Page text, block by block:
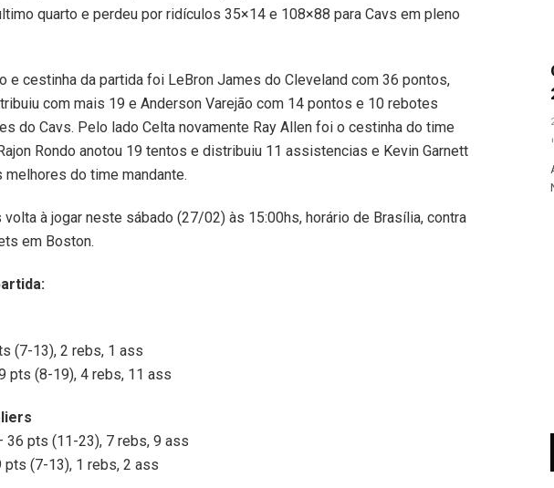
quarto e perdeu por ridículos 35×14 e 108×88 para Cavs em pleno
e cestinha da partida foi LeBron James do Cleveland com 36 pontos,
com mais 19 e Anderson Varejão com 14 pontos e 10 rebotes
do Cavs. Pelo lado Celta novamente Ray Allen foi o cestinha do time
Rondo anotou 19 tentos e distribuiu 11 assistencias e Kevin Garnett
do time mandante.
à jogar neste sábado (27/02) às 15:00hs, horário de Brasília, contra
em Boston.
(7-13), 2 rebs, 1 ass
pts (8-19), 4 rebs, 11 ass
36 pts (11-23), 7 rebs, 9 ass
(7-13), 1 rebs, 2 ass